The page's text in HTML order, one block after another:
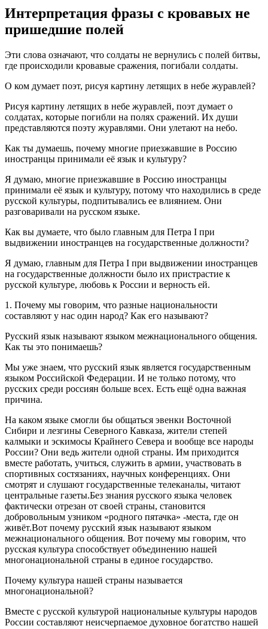
Интерпретация фразы с кровавых не
пришедшие полей
Эти слова означают, что солдаты не вернулись с полей битвы,
где происходили кровавые сражения, погибали солдаты.
О ком думает поэт, рисуя картину летящих в небе журавлей?
Рисуя картину летящих в небе журавлей, поэт думает о
солдатах, которые погибли на полях сражений. Их души
представляются поэту журавлями. Они улетают на небо.
Как ты думаешь, почему многие приезжавшие в Россию
иностранцы принимали её язык и культуру?
Я думаю, многие приезжавшие в Россию иностранцы
принимали её язык и культуру, потому что находились в среде
русской культуры, подпитывались ее влиянием. Они
разговаривали на русском языке.
Как вы думаете, что было главным для Петра I при
выдвижении иностранцев на государственные должности?
Я думаю, главным для Петра I при выдвижении иностранцев
на государственные должности было их пристрастие к
русской культуре, любовь к России и верность ей.
1. Почему мы говорим, что разные национальности
составляют у нас один народ? Как его называют?
Русский язык называют языком межнационального общения.
Как ты это понимаешь?
Мы уже знаем, что русский язык является государственным
языком Российской Федерации. И не только потому, что
русских среди россиян больше всех. Есть ещё одна важная
причина.
На каком языке смогли бы общаться эвенки Восточной
Сибири и лезгины Северного Кавказа, жители степей
калмыки и эскимосы Крайнего Севера и вообще все народы
России? Они ведь жители одной страны. Им приходится
вместе работать, учиться, служить в армии, участвовать в
спортивных состязаниях, научных конференциях. Они
смотрят и слушают государственные телеканалы, читают
центральные газеты.Без знания русского языка человек
фактически отрезан от своей страны, становится
добровольным узником «родного пятачка» -места, где он
живёт.Вот почему русский язык называют языком
межнационального общения. Вот почему мы говорим, что
русская культура способствует объединению нашей
многонациональной страны в единое государство.
Почему культура нашей страны называется
многонациональной?
Вместе с русской культурой национальные культуры народов
России составляют неисчерпаемое духовное богатство нашей